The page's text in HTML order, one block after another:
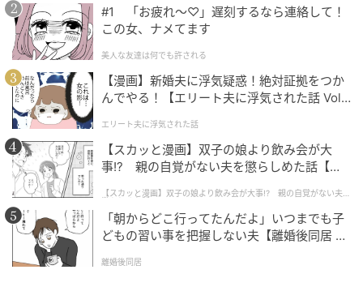
#1 「お疲れ〜♡」遅刻するなら連絡して！
この女、ナメてます
美人な友達は何でも許される
【漫画】新婚夫に浮気疑惑！絶対証拠をつか
んでやる！【エリート夫に浮気された話 Vol.
エリート夫に浮気された話
【スカッと漫画】双子の娘より飲み会が大
事!? 親の自覚がない夫を懲らしめた話【第1
【スカッと漫画】双子の娘より飲み会が大事!? 親の自覚がない夫を
懲らしめた話
「朝からどこ行ってたんだよ」いつまでも子
どもの習い事を把握しない夫【離婚後同居 Vo
離婚後同居